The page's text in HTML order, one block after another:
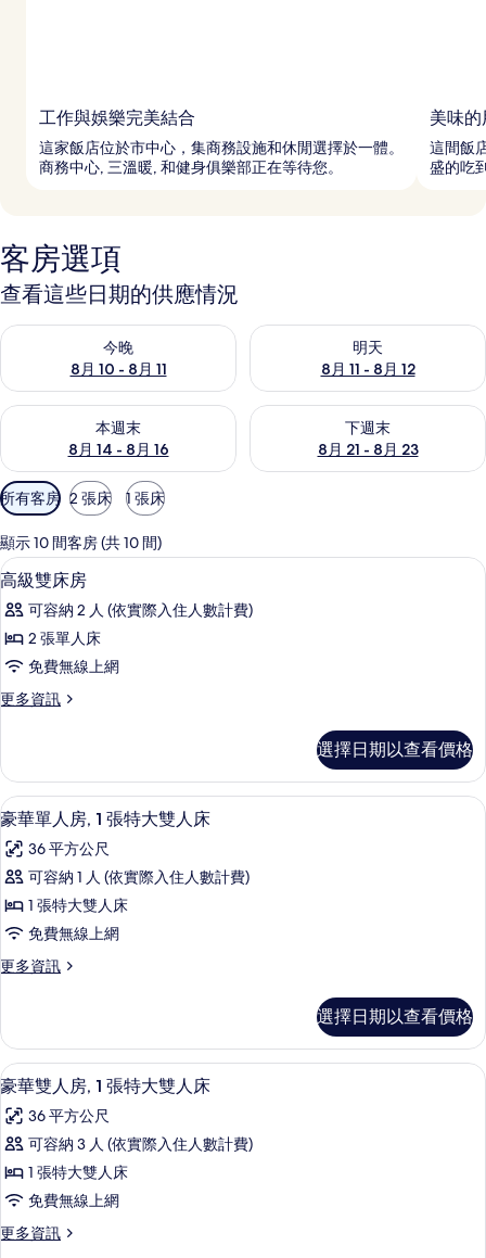
工作與娛樂完美結合
這家飯店位於市中心，集商務設施和休閒選擇於一體。
商務中心, 三溫暖, 和健身俱樂部正在等待您。
美味
這間飯
盛的吃
客房選項
查看這些日期的供應情況
今晚
8月 10 - 8月 11
查看今晚 (8月 10 - 8月 11) 的供應情況
明天
8月 11 - 8月 12
查看明天 (8月 11 - 8月 12) 的供
本週末
8月 14 - 8月 16
查看本週末 (8月 14 - 8月 16) 的供應情況
下週末
8月 21 - 8月 23
查看下週末 (8月 21 - 8月 23)
可
用
的
客
房
篩
選
條
所有客房 2 張床 1 張床
顯示 10 間客房 (共 10 間)
顯
示
高
級
雙
床
的
所
有
相
片
客房內保險箱、書桌、筆電工作空間
2
高級雙床房
可容納 2 人 (依實際入住人數計費)
2 張單人床
免費無線上網
更多資訊
更
雙
床
房
詳
情
選擇日期以查看價格
顯
示
豪
華
單
人
房,
張
特
大
雙
人
床
的
所
客房內保險箱、書桌、筆電工作空間
9
豪華單人房, 1 張特大雙人床
36 平方公尺
可容納 1 人 (依實際入住人數計費)
1 張特大雙人床
免費無線上網
更多資訊
更
單
人
房,
張
特
雙
人
的
選擇日期以查看價格
顯
示
豪
華
雙
人
房,
客房內保險箱、書桌、筆電工作空間
8
豪華雙人房, 1 張特大雙人床
36 平方公尺
可容納 3 人 (依實際入住人數計費)
1 張特大雙人床
免費無線上網
更多資訊
更